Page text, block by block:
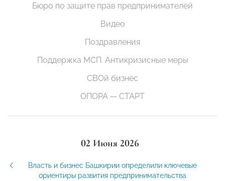
Бюро по защите прав предпринимателей
Видео
Поздравления
Поддержка МСП. Антикризисные меры
СВОй бизнес
ОПОРА — СТАРТ
02 Июня 2026
Власть и бизнес Башкирии определили ключевые
ориентиры развития предпринимательства